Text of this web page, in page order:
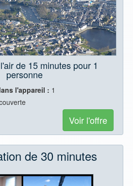
de 15 minutes pour 1
personne
l'appareil : 1
Voir l'offre
de 30 minutes